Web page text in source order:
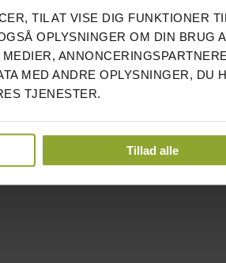
TIL AT VISE DIG FUNKTIONER
OPLYSNINGER OM DIN BRUG
MED ANDRE OPLYSNINGER, DU
TJENESTER.
Tillad alle